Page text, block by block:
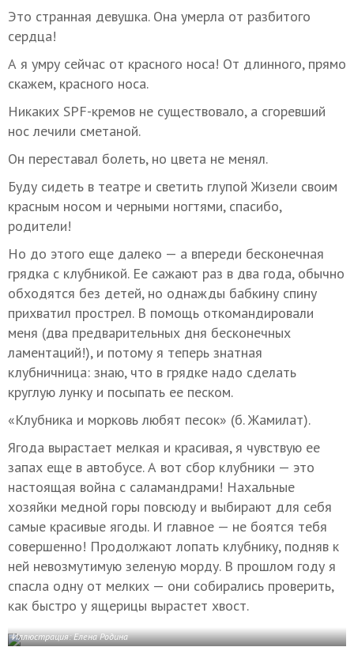
Это странная девушка. Она умерла от разбитого
сердца!
А я умру сейчас от красного носа! От длинного, прямо
скажем, красного носа.
Никаких SPF-кремов не существовало, а сгоревший
нос лечили сметаной.
Он переставал болеть, но цвета не менял.
Буду сидеть в театре и светить глупой Жизели своим
красным носом и черными ногтями, спасибо,
родители!
Но до этого еще далеко — а впереди бесконечная
грядка с клубникой. Ее сажают раз в два года, обычно
обходятся без детей, но однажды бабкину спину
прихватил прострел. В помощь откомандировали
меня (два предварительных дня бесконечных
ламентаций!), и потому я теперь знатная
клубничница: знаю, что в грядке надо сделать
круглую лунку и посыпать ее песком.
«Клубника и морковь любят песок» (б. Жамилат).
Ягода вырастает мелкая и красивая, я чувствую ее
запах еще в автобусе. А вот сбор клубники — это
настоящая война с саламандрами! Нахальные
хозяйки медной горы повсюду и выбирают для себя
самые красивые ягоды. И главное — не боятся тебя
совершенно! Продолжают лопать клубнику, подняв к
ней невозмутимую зеленую морду. В прошлом году я
спасла одну от мелких — они собирались проверить,
как быстро у ящерицы вырастет хвост.
Иллюстрация: Елена Родина